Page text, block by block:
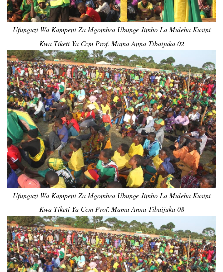
Ufunguzi Wa Kampeni Za Mgombea Ubunge Jimbo La Muleba Kusini
Kwa Tiketi Ya Ccm Prof. Mama Anna Tibaijuka 02
Ufunguzi Wa Kampeni Za Mgombea Ubunge Jimbo La Muleba Kusini
Kwa Tiketi Ya Ccm Prof. Mama Anna Tibaijuka 08